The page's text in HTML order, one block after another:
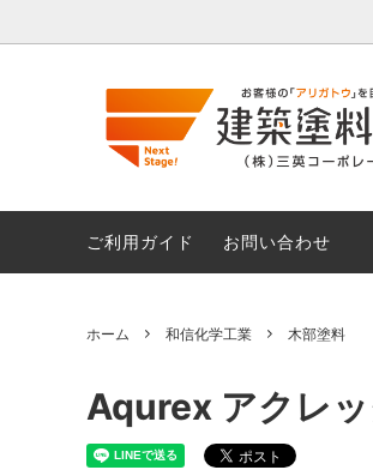
シャープ化学工業
カモ井加工紙㈱
パテ・コーキング類
マスキングテープ・シーリングテ
遮熱塗料
ご利用ガイド お問い合わせ
ホーム 和信化学工業 木部塗料
Aqurex アクレ